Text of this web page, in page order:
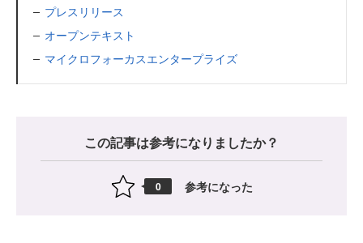
プレスリリース
オープンテキスト
マイクロフォーカスエンタープライズ
この記事は参考になりましたか？
0 参考になった